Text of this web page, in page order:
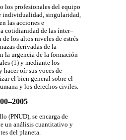
los profesionales del equipo
individualidad, singularidad,
las acciones e
cotidianidad de las ínter–
los altos niveles de estrés
derivadas de la
la urgencia de la formación
(1) y mediante los
oír sus voces de
el bien general sobre el
y los derechos civiles.
(PNUD), se encarga de
un análisis cuantitativo y
del planeta.